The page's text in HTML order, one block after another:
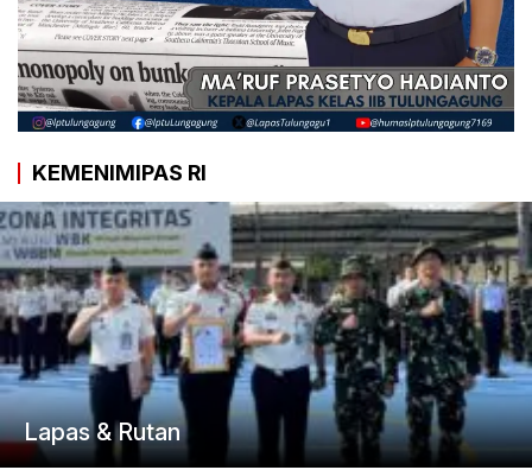
KEMENIMIPAS RI
Lapas & Rutan